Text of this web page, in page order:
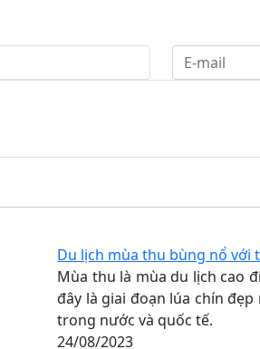
Du lịch mùa thu bùng nổ với
Mùa thu là mùa du lịch cao
đây là giai đoạn lúa chín
trong nước và quốc tế.
24/08/2023